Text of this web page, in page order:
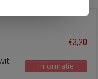
€3,20
Informatie